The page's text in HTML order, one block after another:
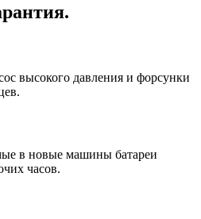
высокого давления и форсунки
в новые машины батареи
часов.